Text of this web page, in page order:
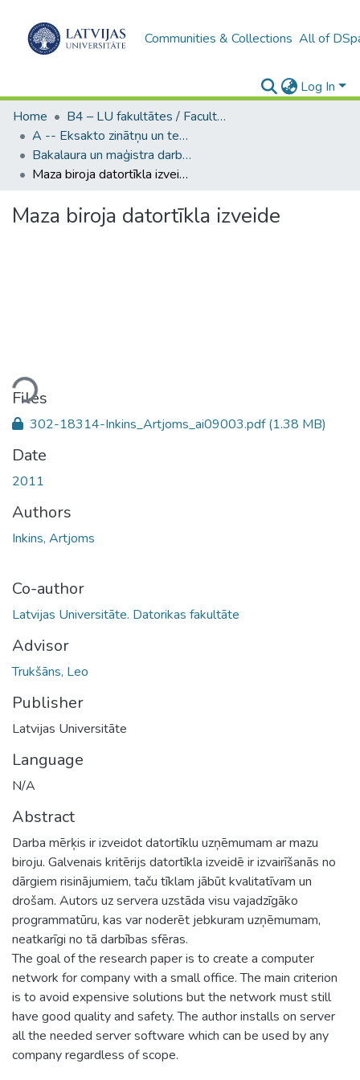
Communities & Collections All of
Log In
Home
B4 – LU fakultātes / Faculties of the UL
A -- Eksakto zinātņu un tehnoloģiju fakultāte / Faculty of Science and Technology
Bakalaura un maģistra darbi (EZTF) / Bachelor's and Master's theses
Maza biroja datortīkla izveide
Maza biroja datortīkla izveide
Files
302-18314-Inkins_Artjoms_ai09003.pdf(1.38 MB)
Date
2011
Authors
Inkins, Artjoms
Co-author
Latvijas Universitāte. Datorikas fakultāte
Advisor
Trukšāns, Leo
Publisher
Latvijas Universitāte
Language
N/A
Abstract
Darba mērķis ir izveidot datortīklu uzņēmumam ar mazu
biroju. Galvenais kritērijs datortīkla izveidē ir izvairīšanās no
dārgiem risinājumiem, taču tīklam jābūt kvalitatīvam un
drošam. Autors uz servera uzstāda visu vajadzīgāko
programmatūru, kas var noderēt jebkuram uzņēmumam,
neatkarīgi no tā darbības sfēras.
The goal of the research paper is to create a computer
network for company with a small office. The main criterion
is to avoid expensive solutions but the network must still
have good quality and safety. The author installs on server
all the needed server software which can be used by any
company regardless of scope.